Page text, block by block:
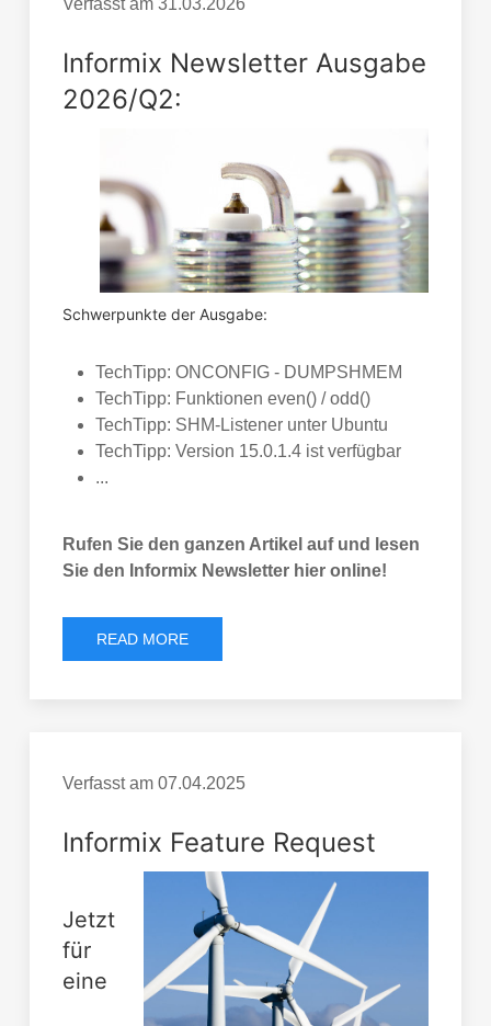
Verfasst am 31.03.2026
Informix Newsletter Ausgabe
2026/Q2:
Schwerpunkte der Ausgabe:
TechTipp: ONCONFIG - DUMPSHMEM
TechTipp: Funktionen even() / odd()
TechTipp: SHM-Listener unter Ubuntu
TechTipp: Version 15.0.1.4 ist verfügbar
...
Rufen Sie den ganzen Artikel auf und lesen
Sie den Informix Newsletter hier online!
READ MORE
Verfasst am 07.04.2025
Informix Feature Request
Jetzt
für
eine